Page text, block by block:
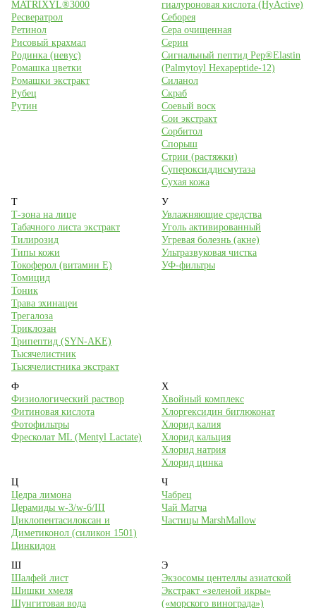
MATRIXYL®3000
Ресвератрол
Ретинол
Рисовый крахмал
Родинка (невус)
Ромашка цветки
Ромашки экстракт
Рубец
Рутин
гиалуроновая кислота (HyActive)
Себорея
Сера очищенная
Серин
Сигнальный пептид Pep®Elastin
(Palmytoyl Hexapeptide-12)
Силанол
Скраб
Соевый воск
Сои экстракт
Сорбитол
Спорыш
Стрии (растяжки)
Супероксиддисмутаза
Сухая кожа
Т
Т-зона на лице
Табачного листа экстракт
Тилирозид
Типы кожи
Токоферол (витамин Е)
Томицид
Тоник
Трава эхинацеи
Трегалоза
Триклозан
Трипептид (SYN-AKE)
Тысячелистник
Тысячелистника экстракт
У
Увлажняющие средства
Уголь активированный
Угревая болезнь (акне)
Ультразвуковая чистка
УФ-фильтры
Ф
Физиологический раствор
Фитиновая кислота
Фотофильтры
Фресколат ML (Mentyl Lactate)
Х
Хвойный комплекс
Хлоргексидин биглюконат
Хлорид калия
Хлорид кальция
Хлорид натрия
Хлорид цинка
Ц
Цедра лимона
Церамиды w-3/w-6/III
Циклопентасилоксан и
Диметиконол (силикон 1501)
Цинкидон
Ч
Чабрец
Чай Матча
Частицы MarshMallow
Ш
Шалфей лист
Шишки хмеля
Шунгитовая вода
Э
Экзосомы центеллы азиатской
Экстракт «зеленой икры»
(«морского винограда»)